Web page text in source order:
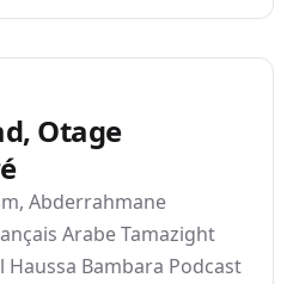
Otage
Abderrahmane
Arabe Tamazight
Haussa Bambara Podcast